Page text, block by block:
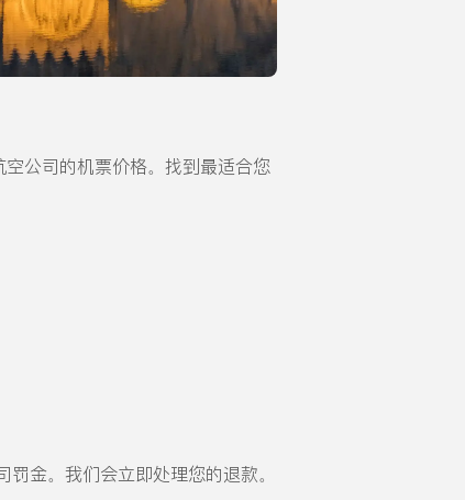
公司的机票价格。找到最适合您
金。我们会立即处理您的退款。